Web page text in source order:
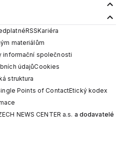
RSSKariéra
materiálům
informační společnosti
údajůCookies
struktura
Points of ContactEtický kodex
NEWS CENTER a.s. a dodavatelé